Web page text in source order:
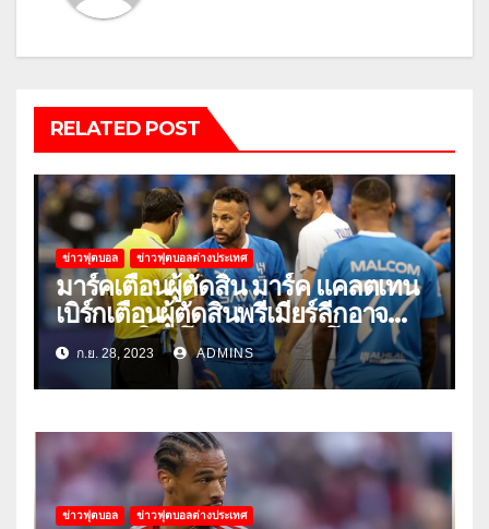
RELATED POST
ข่าวฟุตบอล ข่าวฟุตบอลต่างประเทศ
มาร์คเตือนผู้ตัดสิน มาร์ค แคลตเทน
เบิร์กเตือนผู้ตัดสินพรีเมียร์ลีกอาจ
‘ยอมแพ้ในยูโรหรือฟุตบอลโลก’
ก.ย. 28, 2023 ADMINS
ข่าวฟุตบอล ข่าวฟุตบอลต่างประเทศ